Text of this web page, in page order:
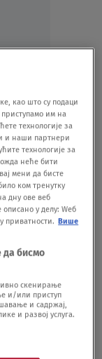
"Ujka novi
"Ujka novi
као што су подаци
им на
технологије за
и наши партнери
технологије за
неће бити
мени да бисте
ком тренутку
дну ове веб
у делу: Wеб
приватности. Више
да бисмо
скенирање
и/или приступ
и садржај,
и развој услуга.